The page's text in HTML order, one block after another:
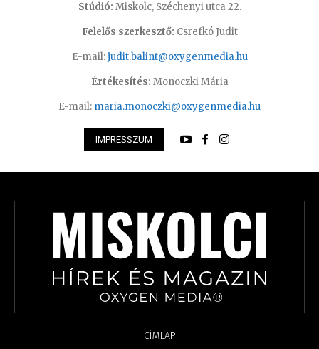
Stúdió: Miskolc, Széchenyi utca 22.
Felelős szerkesztő: Csrefkó Judit
E-mail:judit.balint@oxygenmedia.hu
Értékesítés: Monoczki Mária
E-mail: maria.monoczki@oxygenmedia.hu
IMPRESSZUM
CÍMLAP